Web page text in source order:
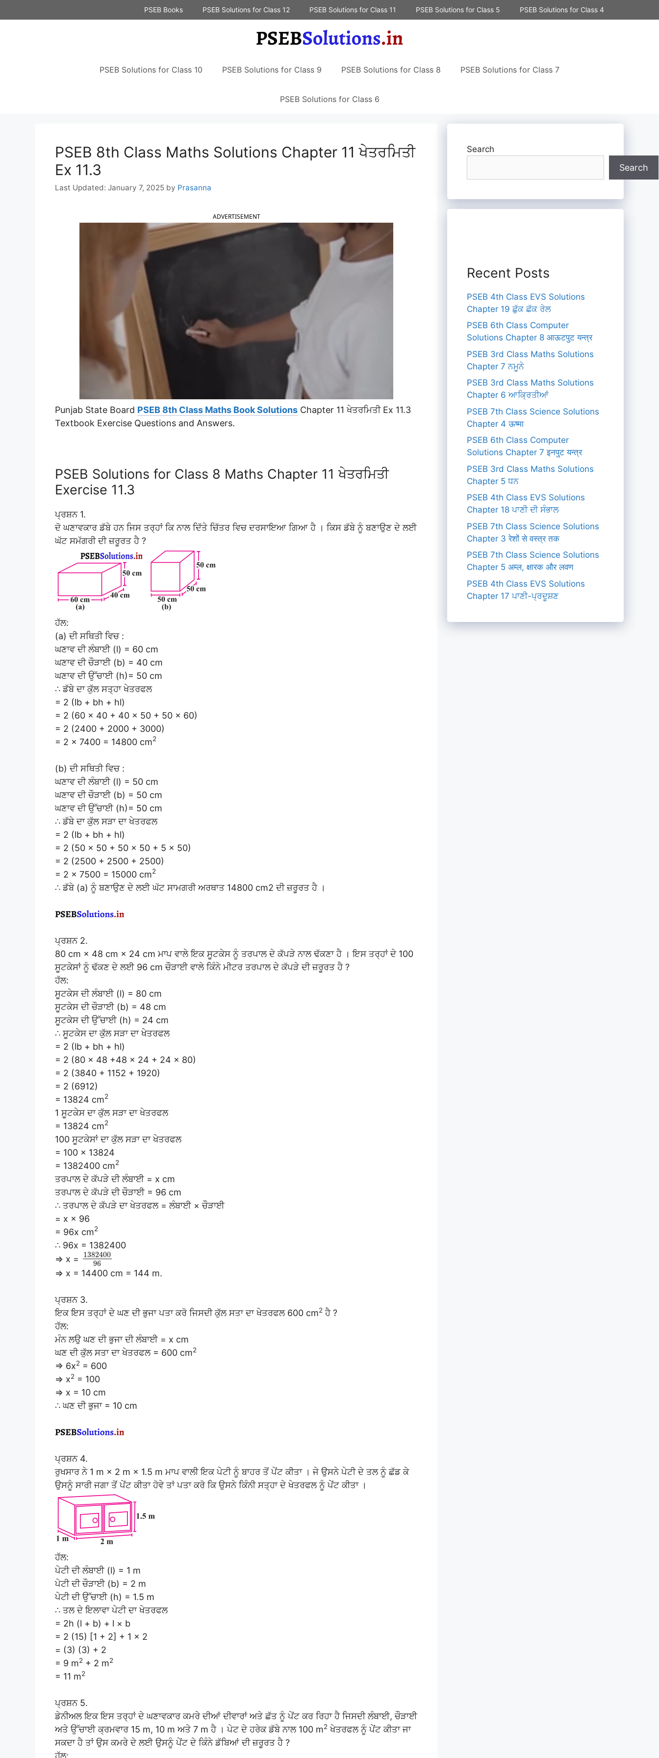
to
PSEB Books PSEB Solutions for Class 12 PSEB Solutions for Class 11 PSEB Solutions for Class 5 PSEB Solutions for Class 4
PSEB Solutions for Class 10 PSEB Solutions for Class 9 PSEB Solutions for Class 8 PSEB Solutions for Class 7
PSEB Solutions for Class 6
PSEB 8th Class Maths Solutions Chapter 11 ਖੇਤਰਮਿਤੀ
Ex 11.3
January 7, 2025 by Prasanna
ADVERTISEMENT
Punjab State Board PSEB 8th Class Maths Book Solutions Chapter 11 ਖੇਤਰਮਿਤੀ Ex 11.3
Textbook Exercise Questions and Answers.
PSEB Solutions for Class 8 Maths Chapter 11 ਖੇਤਰਮਿਤੀ
Exercise 11.3
ਪ੍ਰਸ਼ਨ 1.
ਦੋ ਘਣਾਵਕਾਰ ਡੱਬੇ ਹਨ ਜਿਸ ਤਰ੍ਹਾਂ ਕਿ ਨਾਲ ਦਿੱਤੇ ਚਿੱਤਰ ਵਿਚ ਦਰਸਾਇਆ ਗਿਆ ਹੈ । ਕਿਸ ਡੱਬੇ ਨੂੰ ਬਣਾਉਣ ਦੇ ਲਈ
ਘੱਟ ਸਮੱਗਰੀ ਦੀ ਜ਼ਰੂਰਤ ਹੈ ?
ਹੱਲ:
(a) ਦੀ ਸਥਿਤੀ ਵਿਚ :
ਘਣਾਵ ਦੀ ਲੰਬਾਈ (l) = 60 cm
ਘਣਾਵ ਦੀ ਚੌੜਾਈ (b) = 40 cm
ਘਣਾਵ ਦੀ ਉੱਚਾਈ (h)= 50 cm
∴ ਡੱਬੇ ਦਾ ਕੁੱਲ ਸਤ੍ਹਾ ਖੇਤਰਫਲ
= 2 (lb + bh + hl)
= 2 (60 × 40 + 40 × 50 + 50 × 60)
= 2 (2400 + 2000 + 3000)
= 2 × 7400 = 14800 cm2
(b) ਦੀ ਸਥਿਤੀ ਵਿਚ :
ਘਣਾਵ ਦੀ ਲੰਬਾਈ (l) = 50 cm
ਘਣਾਵ ਦੀ ਚੌੜਾਈ (b) = 50 cm
ਘਣਾਵ ਦੀ ਉੱਚਾਈ (h)= 50 cm
∴ ਡੱਬੇ ਦਾ ਕੁੱਲ ਸੜਾ ਦਾ ਖੇਤਰਫਲ
= 2 (lb + bh + hl)
= 2 (50 × 50 + 50 × 50 + 5 × 50)
= 2 (2500 + 2500 + 2500)
= 2 × 7500 = 15000 cm2
∴ ਡੱਬੇ (a) ਨੂੰ ਬਣਾਉਣ ਦੇ ਲਈ ਘੱਟ ਸਾਮਗਰੀ ਅਰਥਾਤ 14800 cm2 ਦੀ ਜ਼ਰੂਰਤ ਹੈ ।
ਪ੍ਰਸ਼ਨ 2.
80 cm × 48 cm × 24 cm ਮਾਪ ਵਾਲੇ ਇਕ ਸੂਟਕੇਸ ਨੂੰ ਤਰਪਾਲ ਦੇ ਕੱਪੜੇ ਨਾਲ ਢੱਕਣਾ ਹੈ । ਇਸ ਤਰ੍ਹਾਂ ਦੇ 100
ਸੂਟਕੇਸਾਂ ਨੂੰ ਢੱਕਣ ਦੇ ਲਈ 96 cm ਚੌੜਾਈ ਵਾਲੇ ਕਿੰਨੇ ਮੀਟਰ ਤਰਪਾਲ ਦੇ ਕੱਪੜੇ ਦੀ ਜ਼ਰੂਰਤ ਹੈ ?
ਹੱਲ:
ਸੂਟਕੇਸ ਦੀ ਲੰਬਾਈ (l) = 80 cm
ਸੂਟਕੇਸ ਦੀ ਚੌੜਾਈ (b) = 48 cm
ਸੂਟਕੇਸ ਦੀ ਉੱਚਾਈ (h) = 24 cm
∴ ਸੂਟਕੇਸ ਦਾ ਕੁੱਲ ਸੜਾ ਦਾ ਖੇਤਰਫਲ
= 2 (lb + bh + hl)
= 2 (80 × 48 +48 × 24 + 24 × 80)
= 2 (3840 + 1152 + 1920)
= 2 (6912)
= 13824 cm2
1 ਸੂਟਕੇਸ ਦਾ ਕੁੱਲ ਸੜਾ ਦਾ ਖੇਤਰਫਲ
= 13824 cm2
100 ਸੂਟਕੇਸਾਂ ਦਾ ਕੁੱਲ ਸੜਾ ਦਾ ਖੇਤਰਫਲ
= 100 × 13824
= 1382400 cm2
ਤਰਪਾਲ ਦੇ ਕੱਪੜੇ ਦੀ ਲੰਬਾਈ = x cm
ਤਰਪਾਲ ਦੇ ਕੱਪੜੇ ਦੀ ਚੌੜਾਈ = 96 cm
∴ ਤਰਪਾਲ ਦੇ ਕੱਪੜੇ ਦਾ ਖੇਤਰਫਲ = ਲੰਬਾਈ × ਚੌੜਾਈ
= x × 96
= 96x cm2
∴ 96x = 1382400
⇒ x =
1382400
96
⇒ x = 14400 cm = 144 m.
ਪ੍ਰਸ਼ਨ 3.
ਇਕ ਇਸ ਤਰ੍ਹਾਂ ਦੇ ਘਣ ਦੀ ਭੁਜਾ ਪਤਾ ਕਰੋ ਜਿਸਦੀ ਕੁੱਲ ਸਤਾ ਦਾ ਖੇਤਰਫਲ 600 cm2 ਹੈ ?
ਹੱਲ:
ਮੰਨ ਲਉ ਘਣ ਦੀ ਭੁਜਾ ਦੀ ਲੰਬਾਈ = x cm
ਘਣ ਦੀ ਕੁੱਲ ਸਤਾ ਦਾ ਖੇਤਰਫਲ = 600 cm2
⇒ 6x2 = 600
⇒ x2 = 100
⇒ x = 10 cm
∴ ਘਣ ਦੀ ਭੁਜਾ = 10 cm
ਪ੍ਰਸ਼ਨ 4.
ਰੁਖਸਾਰ ਨੇ 1 m × 2 m × 1.5 m ਮਾਪ ਵਾਲੀ ਇਕ ਪੇਟੀ ਨੂੰ ਬਾਹਰ ਤੋਂ ਪੇਂਟ ਕੀਤਾ । ਜੇ ਉਸਨੇ ਪੇਟੀ ਦੇ ਤਲ ਨੂੰ ਛੱਡ ਕੇ
ਉਸਨੂੰ ਸਾਰੀ ਜਗਾ ਤੋਂ ਪੇਂਟ ਕੀਤਾ ਹੋਵੇ ਤਾਂ ਪਤਾ ਕਰੋ ਕਿ ਉਸਨੇ ਕਿੰਨੀ ਸਤ੍ਹਾ ਦੇ ਖੇਤਰਫਲ ਨੂੰ ਪੇਂਟ ਕੀਤਾ ।
ਹੱਲ:
ਪੇਟੀ ਦੀ ਲੰਬਾਈ (l) = 1 m
ਪੇਟੀ ਦੀ ਚੌੜਾਈ (b) = 2 m
ਪੇਟੀ ਦੀ ਉੱਚਾਈ (h) = 1.5 m
∴ ਤਲ ਦੇ ਇਲਾਵਾ ਪੇਟੀ ਦਾ ਖੇਤਰਫਲ
= 2h (l + b) + l × b
= 2 (15) [1 + 2] + 1 × 2
= (3) (3) + 2
= 9 m2 + 2 m2
= 11 m2
ਪ੍ਰਸ਼ਨ 5.
ਡੇਨੀਅਲ ਇਕ ਇਸ ਤਰ੍ਹਾਂ ਦੇ ਘਣਾਵਕਾਰ ਕਮਰੇ ਦੀਆਂ ਦੀਵਾਰਾਂ ਅਤੇ ਛੱਤ ਨੂੰ ਪੇਂਟ ਕਰ ਰਿਹਾ ਹੈ ਜਿਸਦੀ ਲੰਬਾਈ, ਚੌੜਾਈ
ਅਤੇ ਉੱਚਾਈ ਕ੍ਰਮਵਾਰ 15 m, 10 m ਅਤੇ 7 m ਹੈ । ਪੇਟ ਦੇ ਹਰੇਕ ਡੱਬੇ ਨਾਲ 100 m2 ਖੇਤਰਫਲ ਨੂੰ ਪੇਂਟ ਕੀਤਾ ਜਾ
ਸਕਦਾ ਹੈ ਤਾਂ ਉਸ ਕਮਰੇ ਦੇ ਲਈ ਉਸਨੂੰ ਪੇਂਟ ਦੇ ਕਿੰਨੇ ਡੱਬਿਆਂ ਦੀ ਜ਼ਰੂਰਤ ਹੈ ?
ਹੱਲ:
Search
Search
Recent Posts
PSEB 4th Class EVS Solutions
Chapter 19 ਛੁੱਕ ਛੱਕ ਰੇਲ
PSEB 6th Class Computer
Solutions Chapter 8 आऊटपुट यन्त्र
PSEB 3rd Class Maths Solutions
Chapter 7 ਨਮੂਨੇ
PSEB 3rd Class Maths Solutions
Chapter 6 ਆਕ੍ਰਿਤੀਆਂ
PSEB 7th Class Science Solutions
Chapter 4 ऊष्मा
PSEB 6th Class Computer
Solutions Chapter 7 इनपुट यन्त्र
PSEB 3rd Class Maths Solutions
Chapter 5 ਧਨ
PSEB 4th Class EVS Solutions
Chapter 18 ਪਾਣੀ ਦੀ ਸੰਭਾਲ
PSEB 7th Class Science Solutions
Chapter 3 रेशों से वस्त्र तक
PSEB 7th Class Science Solutions
Chapter 5 अम्ल, क्षारक और लवण
PSEB 4th Class EVS Solutions
Chapter 17 ਪਾਣੀ-ਪ੍ਰਦੂਸ਼ਣ